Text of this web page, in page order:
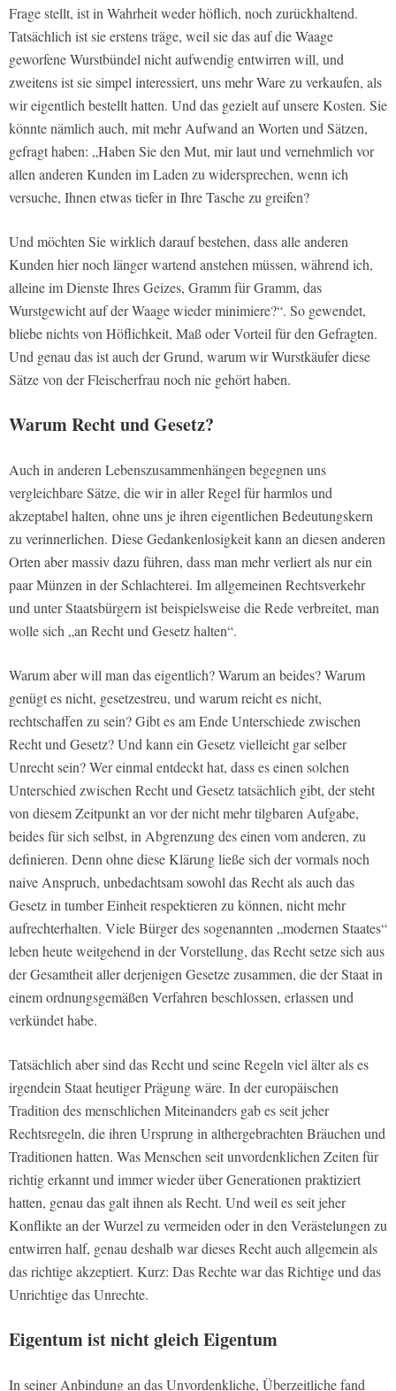
Frage stellt, ist in Wahrheit weder höflich, noch zurückhaltend.
Tatsächlich ist sie erstens träge, weil sie das auf die Waage
geworfene Wurstbündel nicht aufwendig entwirren will, und
zweitens ist sie simpel interessiert, uns mehr Ware zu verkaufen, als
wir eigentlich bestellt hatten. Und das gezielt auf unsere Kosten. Sie
könnte nämlich auch, mit mehr Aufwand an Worten und Sätzen,
gefragt haben: „Haben Sie den Mut, mir laut und vernehmlich vor
allen anderen Kunden im Laden zu widersprechen, wenn ich
versuche, Ihnen etwas tiefer in Ihre Tasche zu greifen?
Und möchten Sie wirklich darauf bestehen, dass alle anderen
Kunden hier noch länger wartend anstehen müssen, während ich,
alleine im Dienste Ihres Geizes, Gramm für Gramm, das
Wurstgewicht auf der Waage wieder minimiere?“. So gewendet,
bliebe nichts von Höflichkeit, Maß oder Vorteil für den Gefragten.
Und genau das ist auch der Grund, warum wir Wurstkäufer diese
Sätze von der Fleischerfrau noch nie gehört haben.
Warum RechtundGesetz?
Auch in anderen Lebenszusammenhängen begegnen uns
vergleichbare Sätze, die wir in aller Regel für harmlos und
akzeptabel halten, ohne uns je ihren eigentlichen Bedeutungskern
zu verinnerlichen. Diese Gedankenlosigkeit kann an diesen anderen
Orten aber massiv dazu führen, dass man mehr verliert als nur ein
paar Münzen in der Schlachterei. Im allgemeinen Rechtsverkehr
und unter Staatsbürgern ist beispielsweise die Rede verbreitet, man
wolle sich „an Recht und Gesetz halten“.
Warum aber will man das eigentlich? Warum an beides? Warum
genügt es nicht, gesetzestreu, und warum reicht es nicht,
rechtschaffen zu sein? Gibt es am Ende Unterschiede zwischen
Recht und Gesetz? Und kann ein Gesetz vielleicht gar selber
Unrecht sein? Wer einmal entdeckt hat, dass es einen solchen
Unterschied zwischen Recht und Gesetz tatsächlich gibt, der steht
von diesem Zeitpunkt an vor der nicht mehr tilgbaren Aufgabe,
beides für sich selbst, in Abgrenzung des einen vom anderen, zu
definieren. Denn ohne diese Klärung ließe sich der vormals noch
naive Anspruch, unbedachtsam sowohl das Recht als auch das
Gesetz in tumber Einheit respektieren zu können, nicht mehr
aufrechterhalten. Viele Bürger des sogenannten „modernen Staates“
leben heute weitgehend in der Vorstellung, das Recht setze sich aus
der Gesamtheit aller derjenigen Gesetze zusammen, die der Staat in
einem ordnungsgemäßen Verfahren beschlossen, erlassen und
verkündet habe.
Tatsächlich aber sind das Recht und seine Regeln viel älter als es
irgendein Staat heutiger Prägung wäre. In der europäischen
Tradition des menschlichen Miteinanders gab es seit jeher
Rechtsregeln, die ihren Ursprung in althergebrachten Bräuchen und
Traditionen hatten. Was Menschen seit unvordenklichen Zeiten für
richtig erkannt und immer wieder über Generationen praktiziert
hatten, genau das galt ihnen als Recht. Und weil es seit jeher
Konflikte an der Wurzel zu vermeiden oder in den Verästelungen zu
entwirren half, genau deshalb war dieses Recht auch allgemein als
das richtige akzeptiert. Kurz: Das Rechte war das Richtige und das
Unrichtige das Unrechte.
Eigentum ist nicht gleich Eigentum
In seiner Anbindung an das Unvordenkliche, Überzeitliche fand